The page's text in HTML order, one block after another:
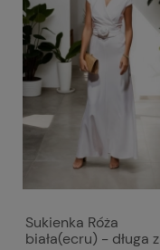
Sukienka Róża
biała(ecru) - długa z